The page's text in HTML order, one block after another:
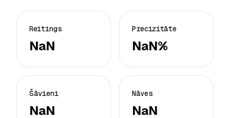
Reitings
NaN
Precizitāte
NaN%
Šāvieni
NaN
Nāves
NaN